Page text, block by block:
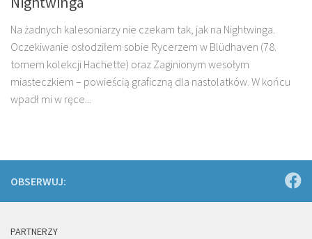
Na żadnych kalesoniarzy nie czekam tak, jak na Nightwinga.
Oczekiwanie osłodziłem sobie Rycerzem w Blüdhaven (78.
tomem kolekcji Hachette) oraz Zaginionym wesołym
miasteczkiem – powieścią graficzną dla nastolatków. W końcu
wpadł mi w ręce...
OBSERWUJ:
PARTNERZY